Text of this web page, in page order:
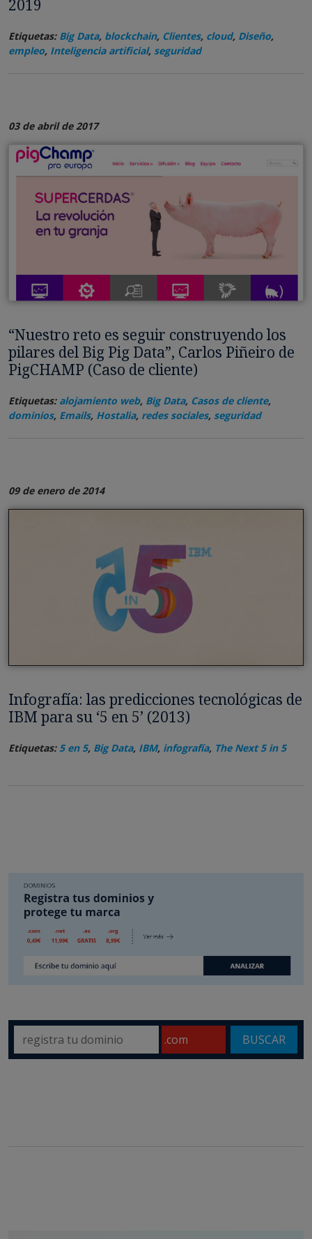
2019
Etiquetas: Big Data, blockchain, Clientes, cloud, Diseño,
empleo, Inteligencia artificial, seguridad
03 de abril de 2017
“Nuestro reto es seguir construyendo los
pilares del Big Pig Data”, Carlos Piñeiro de
PigCHAMP (Caso de cliente)
Etiquetas: alojamiento web, Big Data, Casos de cliente,
dominios, Emails, Hostalia, redes sociales, seguridad
09 de enero de 2014
Infografía: las predicciones tecnológicas de
IBM para su ‘5 en 5’ (2013)
Etiquetas: 5 en 5, Big Data, IBM, infografía, The Next 5 in 5
BUSCAR